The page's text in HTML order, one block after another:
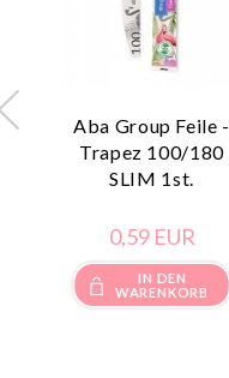
Aba Group Feile -
Trapez 100/180
SLIM 1st.
0,59 EUR
IN DEN
WARENKORB